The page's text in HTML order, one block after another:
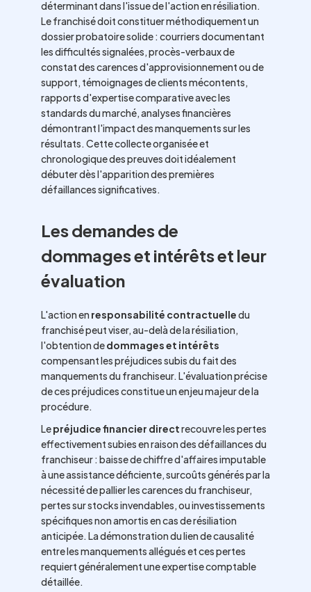
déterminant dans l'issue de l'action en résiliation.
Le franchisé doit constituer méthodiquement un
dossier probatoire solide : courriers documentant
les difficultés signalées, procès-verbaux de
constat des carences d'approvisionnement ou de
support, témoignages de clients mécontents,
rapports d'expertise comparative avec les
standards du marché, analyses financières
démontrant l'impact des manquements sur les
résultats. Cette collecte organisée et
chronologique des preuves doit idéalement
débuter dès l'apparition des premières
défaillances significatives.
Les demandes de
dommages et intérêts et leur
évaluation
L'action en responsabilité contractuelledu
franchisé peut viser, au-delà de la résiliation,
l'obtention dedommages et intérêts
compensant les préjudices subis du fait des
manquements du franchiseur. L'évaluation précise
de ces préjudices constitue un enjeu majeur de la
procédure.
Lepréjudice financier directrecouvre les pertes
effectivement subies en raison des défaillances du
franchiseur : baisse de chiffre d'affaires imputable
à une assistance déficiente, surcoûts générés par la
nécessité de pallier les carences du franchiseur,
pertes sur stocks invendables, ou investissements
spécifiques non amortis en cas de résiliation
anticipée. La démonstration du lien de causalité
entre les manquements allégués et ces pertes
requiert généralement une expertise comptable
détaillée.